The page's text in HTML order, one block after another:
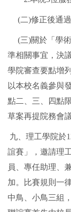
(二)修正後通過
(三)關於「學
準相關事宜，決
學院審查要點增
以本校名義參與
點二、三、四點
草案再提院務會
九、理工學院於
誼賽」，邀請理
員、專任助理、
加。比賽規則一
中鳥、小鳥三組